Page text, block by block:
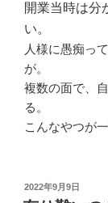
開業当時は分
い。
人様に愚痴っ
が。
複数の面で、
る。
こんなやつが
投
稿
2022年9月9日